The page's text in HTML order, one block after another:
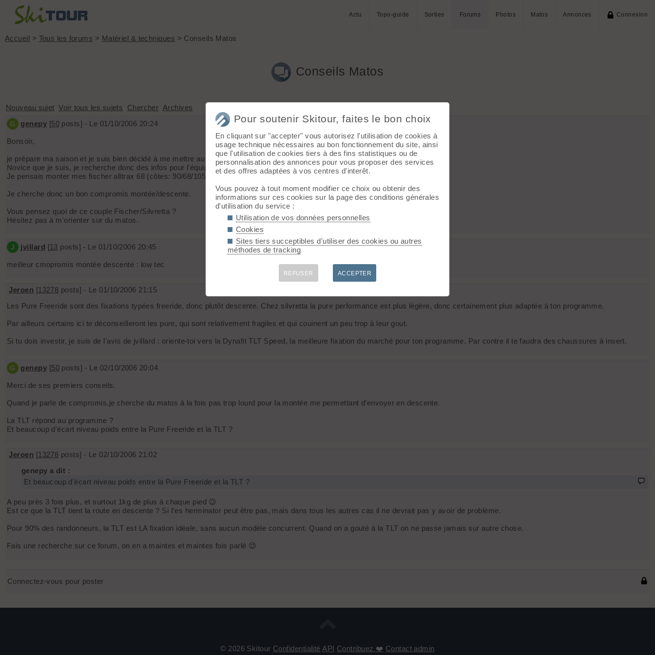
Actu Topo-guide Sorties Forums Photos Matos Annonces Connexion
Accueil > Tous les forums > Matériel & techniques > Conseils Matos
Conseils Matos
Nouveau sujet Voir tous les sujets Chercher Archives
G genepy [50posts] - Le 01/10/2006 20:24
Bonsoir,
je prépare ma saison et je suis bien décidé à me mettre au ski de rando régulièrement.
Novice que je suis, je recherche donc des infos pour l'équipement !
Je pensais monter mes fischer alltrax 68 (côtes: 90/68/105) en rando avec des Silvretta Pure Freeride.
Je cherche donc un bon compromis montée/descente.
Vous pensez quoi de ce couple Fischer/Silvretta ?
Hésitez pas à m'orienter sur du matos.
J jvillard [13 posts] - Le 01/10/2006 20:45
meilleur cmopromis montée descente : low tec
Jeroen [13278 posts] - Le 01/10/2006 21:15
Les Pure Freeride sont des fixations typées freeride, donc plutôt descente. Chez silvretta la pure performance est plus légère, donc certainement plus adaptée à ton programme.
Par ailleurs certains ici te déconseilleront les pure, qui sont relativement fragiles et qui couinent un peu trop à leur gout.
Si tu dois investir, je suis de l'avis de jvillard : oriente-toi vers la Dynafit TLT Speed, la meilleure fixation du marché pour ton programme. Par contre il te faudra des chaussures à insert.
G genepy [50posts] - Le 02/10/2006 20:04
Merci de ses premiers conseils.
Quand je parle de compromis,je cherche du matos à la fois pas trop lourd pour la montée me permettant d'envoyer en descente.
La TLT répond au programme ?
Et beaucoup d'écart niveau poids entre la Pure Freeride et la TLT ?
Jeroen [13278 posts] - Le 02/10/2006 21:02
genepy a dit :
Et beaucoup d'écart niveau poids entre la Pure Freeride et la TLT ?
A peu près 3 fois plus, et surtout 1kg de plus à chaque pied 😉
Est ce que la TLT tient la route en descente ? Si t'es herminator peut être pas, mais dans tous les autres cas il ne devrait pas y avoir de problème.
Pour 90% des randonneurs, la TLT est LA fixation idéale, sans aucun modèle concurrent. Quand on a gouté à la TLT on ne passe jamais sur autre chose.
Fais une recherche sur ce forum, on en a maintes et maintes fois parlé 😉
Connectez-vous pour poster
© 2026 Skitour Confidentialité API Contribuez ❤️ Contact admin
Pour soutenir Skitour, faites le bon choix
En cliquant sur "accepter" vous autorisez l'utilisation de cookies à
usage technique nécessaires au bon fonctionnement du site, ainsi
que l'utilisation de cookies tiers à des fins statistiques ou de
personnalisation des annonces pour vous proposer des services
et des offres adaptées à vos centres d'interêt.
Vous pouvez à tout moment modifier ce choix ou obtenir des
informations sur ces cookies sur la page des conditions générales
d'utilisation du service :
Utilisation de vos données personnelles
Cookies
Sites tiers succeptibles d'utiliser des cookies ou autres
méthodes de tracking
REFUSER ACCEPTER